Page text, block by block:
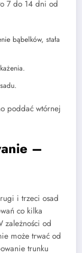
7 do 14 dni od
bąbelków, stała
poddać wtórnej
–
i trzeci osad
co kilka
zależności od
może trwać od
trunku